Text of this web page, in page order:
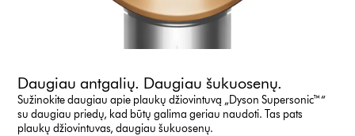
Daugiau antgalių. Daugiau šukuosenų.
Sužinokite daugiau apie plaukų džiovintuvą „Dyson Supersonic™“
su daugiau priedų, kad būtų galima geriau naudoti. Tas pats
plaukų džiovintuvas, daugiau šukuosenų.